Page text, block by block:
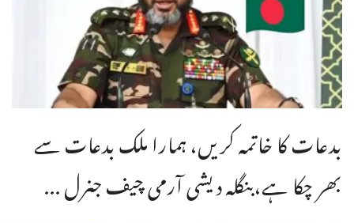
بدعات کا خاتمہ کریں، ہمارا ملک بدعات سے
بھر چکا ہے،بنگله دیشی آرمی چیف جنرل ...